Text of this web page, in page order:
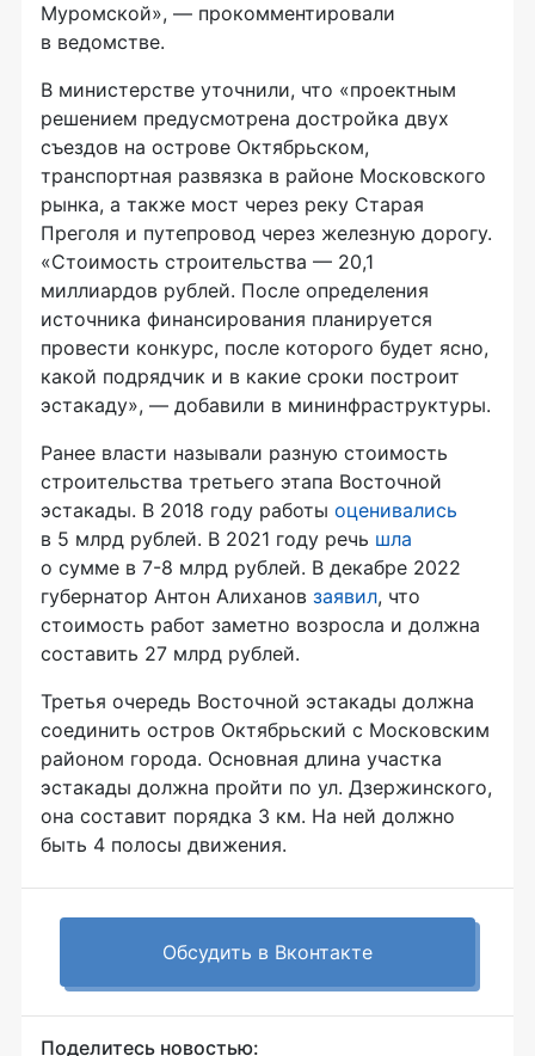
Муромской», — прокомментировали
в ведомстве.
В министерстве уточнили, что «проектным
решением предусмотрена достройка двух
съездов на острове Октябрьском,
транспортная развязка в районе Московского
рынка, а также мост через реку Старая
Преголя и путепровод через железную дорогу.
«Стоимость строительства — 20,1
миллиардов рублей. После определения
источника финансирования планируется
провести конкурс, после которого будет ясно,
какой подрядчик и в какие сроки построит
эстакаду», — добавили в мининфраструктуры.
Ранее власти называли разную стоимость
строительства третьего этапа Восточной
эстакады. В 2018 году работы оценивались
в 5 млрд рублей. В 2021 году речь шла
о сумме в 7-8 млрд рублей. В декабре 2022
губернатор Антон Алиханов заявил, что
стоимость работ заметно возросла и должна
составить 27 млрд рублей.
Третья очередь Восточной эстакады должна
соединить остров Октябрьский с Московским
районом города. Основная длина участка
эстакады должна пройти по ул. Дзержинского,
она составит порядка 3 км. На ней должно
быть 4 полосы движения.
Обсудить в Вконтакте
Поделитесь новостью: